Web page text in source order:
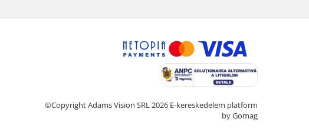
©Copyright Adams Vision SRL 2026 E-kereskedelem platform
by Gomag